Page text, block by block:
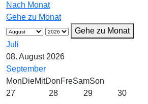
Nach Monat
Gehe zu Monat
Gehe zu Monat
Juli
08. August 2026
September
MonDieMitDonFreSamSon
27
28 29 30